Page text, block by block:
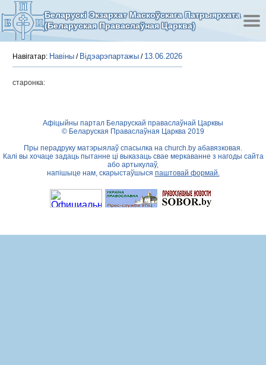
Беларускі Экзархат Маскоўскага Патрыярхата
(Беларуская Праваслаўная Царква)
Навігатар: Навіны / Відэарэпартажы / 13.06.2026
старонка:
Афіцыйны партал Беларускай праваслаўнай Царквы
© Беларуская Праваслаўная Царква 2019
Пры перадруку матэрыялаў спасылка на church.by абавязковая.
Калі вы хочаце задаць пытанне ці выказаць свае меркаванне з нагоды сайта
або артыкулаў,
напішыце нам, скарыстаўшыся паштовай формай.